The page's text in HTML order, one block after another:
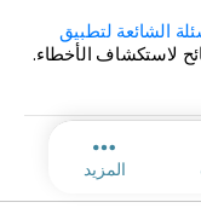
المزيدالمزيد من
الشائعة لتطبيق
لاستكشاف الأخطاء.